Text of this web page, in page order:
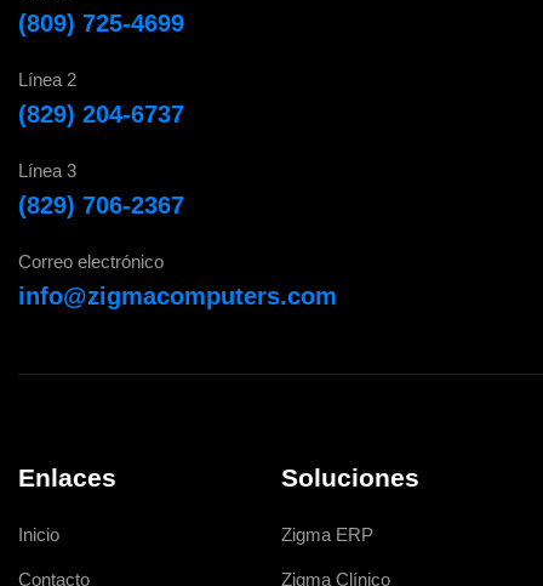
(809) 725-4699
Línea 2
(829) 204-6737
Línea 3
(829) 706-2367
Correo electrónico
info@zigmacomputers.com
Enlaces
Inicio
Contacto
Soluciones
Zigma ERP
Zigma Clínico